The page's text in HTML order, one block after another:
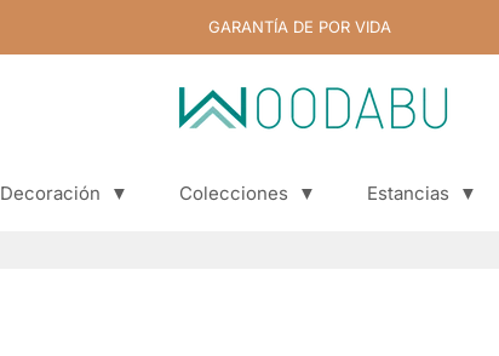
GARANTÍA DE POR VIDA
Decoración ▼ Colecciones ▼ Estancias ▼